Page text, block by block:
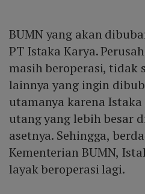
BUMN yang akan
PT Istaka Karya.
masih beroperasi, tidak
lainnya yang ingin
utamanya karena
utang yang lebih besar
asetnya. Sehingga,
Kementerian BUMN,
layak beroperasi lagi.